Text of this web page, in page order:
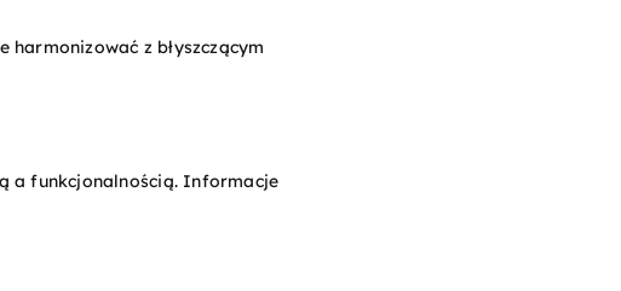
z błyszczącym
a funkcjonalnością. Informacje